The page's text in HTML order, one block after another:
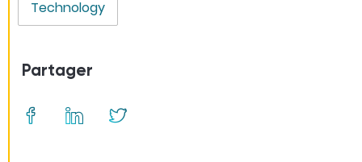
Technology
Partager